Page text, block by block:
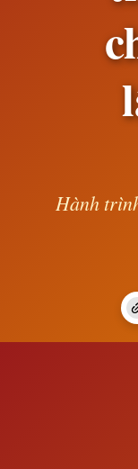
Hành